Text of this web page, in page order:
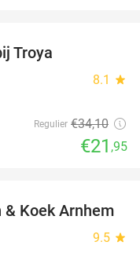
Troya
8.1 star
Regulier €34,10
€21 ,95
44%
Koek Arnhem
9.5 star